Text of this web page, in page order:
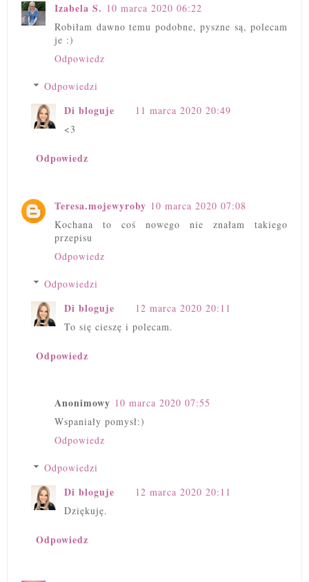
Izabela S. 10 marca 2020 06:22
Robiłam dawno temu podobne, pyszne są, polecam
je :)
Odpowiedz
Odpowiedzi
Di bloguje
11 marca 2020 20:49
<3
Odpowiedz
Teresa.mojewyroby 10 marca 2020 07:08
Kochana to coś nowego nie znałam takiego
przepisu
Odpowiedz
Odpowiedzi
Di bloguje
12 marca 2020 20:11
To się cieszę i polecam.
Odpowiedz
Anonimowy 10 marca 2020 07:55
Wspaniały pomysł:)
Odpowiedz
Odpowiedzi
Di bloguje
12 marca 2020 20:11
Dziękuję.
Odpowiedz